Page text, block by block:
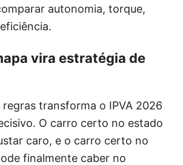
autonomia, torque,
vira estratégia de
regras transforma o IPVA 2026
O carro certo no estado
caro, e o carro certo no
finalmente caber no